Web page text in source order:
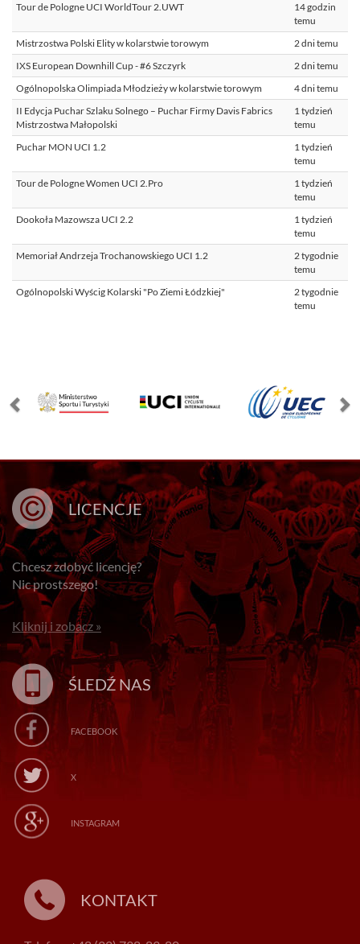
Tour de Pologne UCI WorldTour 2.UWT
14 godzin
temu
Mistrzostwa Polski Elity w kolarstwie torowym
2 dni temu
IXS European Downhill Cup - #6 Szczyrk
2 dni temu
Ogólnopolska Olimpiada Młodzieży w kolarstwie torowym
4 dni temu
II Edycja Puchar Szlaku Solnego – Puchar Firmy Davis Fabrics
Mistrzostwa Małopolski
1 tydzień
temu
Puchar MON UCI 1.2
1 tydzień
temu
Tour de Pologne Women UCI 2.Pro
1 tydzień
temu
Dookoła Mazowsza UCI 2.2
1 tydzień
temu
Memoriał Andrzeja Trochanowskiego UCI 1.2
2 tygodnie
temu
Ogólnopolski Wyścig Kolarski "Po Ziemi Łódzkiej"
2 tygodnie
temu
LICENCJE
Chcesz zdobyć licencję?
Nic prostszego!
Kliknij i zobacz »
ŚLEDŹ NAS
FACEBOOK
X
INSTAGRAM
KONTAKT